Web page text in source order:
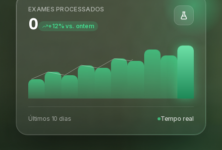
EXAMES PROCESSADOS
0 +12% vs. ontem
Últimos 10 dias Tempo real